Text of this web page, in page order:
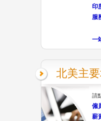
印
服
一
北美主
請
僱
薪